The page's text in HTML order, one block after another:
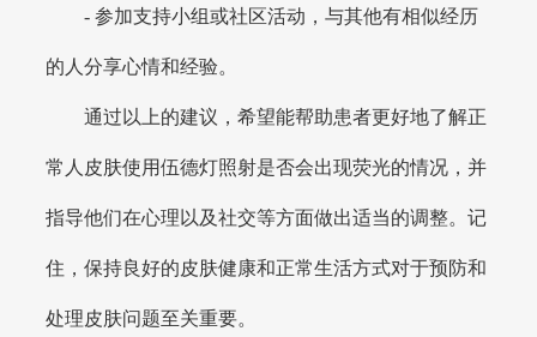
- 参加支持小组或社区活动，与其他有相似经历
的人分享心情和经验。
通过以上的建议，希望能帮助患者更好地了解正
常人皮肤使用伍德灯照射是否会出现荧光的情况，并
指导他们在心理以及社交等方面做出适当的调整。记
住，保持良好的皮肤健康和正常生活方式对于预防和
处理皮肤问题至关重要。